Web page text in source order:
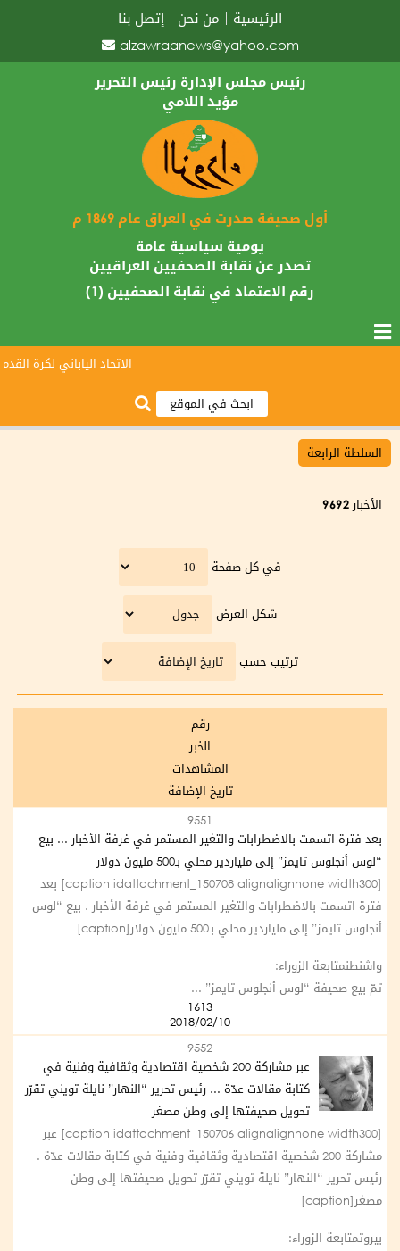
الرئيسية من نحن
إتصل بنا
alzawraanews@yahoo.com
رئيس مجلس الإدارة رئيس التحرير
مؤيد اللامي
أول صحيفة صدرت في العراق عام 1869 م
يومية سياسية عامة
تصدر عن نقابة الصحفيين العراقيين
رقم الاعتماد في نقابة الصحفيين (1)
الاتحاد الياباني لكرة القدم
السلطة الرابعة
الأخبار 9692
في كل صفحة
شكل العرض
ترتيب حسب
رقم
الخبر
المشاهدات
تاريخ الإضافة
9551
بعد فترة اتسمت بالاضطرابات والتغير المستمر في غرفة الأخبار ... بيع
“لوس أنجلوس تايمز” إلى ملياردير محلي بـ500 مليون دولار
[caption idattachment_150708 alignalignnone width300] بعد
فترة اتسمت بالاضطرابات والتغير المستمر في غرفة الأخبار . بيع “لوس
أنجلوس تايمز” إلى ملياردير محلي بـ500 مليون دولار[caption]
واشنطنمتابعة الزوراء:
تمّ بيع صحيفة “لوس أنجلوس تايمز” ...
1613
2018/02/10
9552
عبر مشاركة 200 شخصية اقتصادية وثقافية وفنية في
كتابة مقالات عدّة ... رئيس تحرير “النهار” نايلة تويني تقرّر
تحويل صحيفتها إلى وطن مصغر
[caption idattachment_150706 alignalignnone width300] عبر
مشاركة 200 شخصية اقتصادية وثقافية وفنية في كتابة مقالات عدّة .
رئيس تحرير “النهار” نايلة تويني تقرّر تحويل صحيفتها إلى وطن
مصغر[caption]
بيروتمتابعة الزوراء: